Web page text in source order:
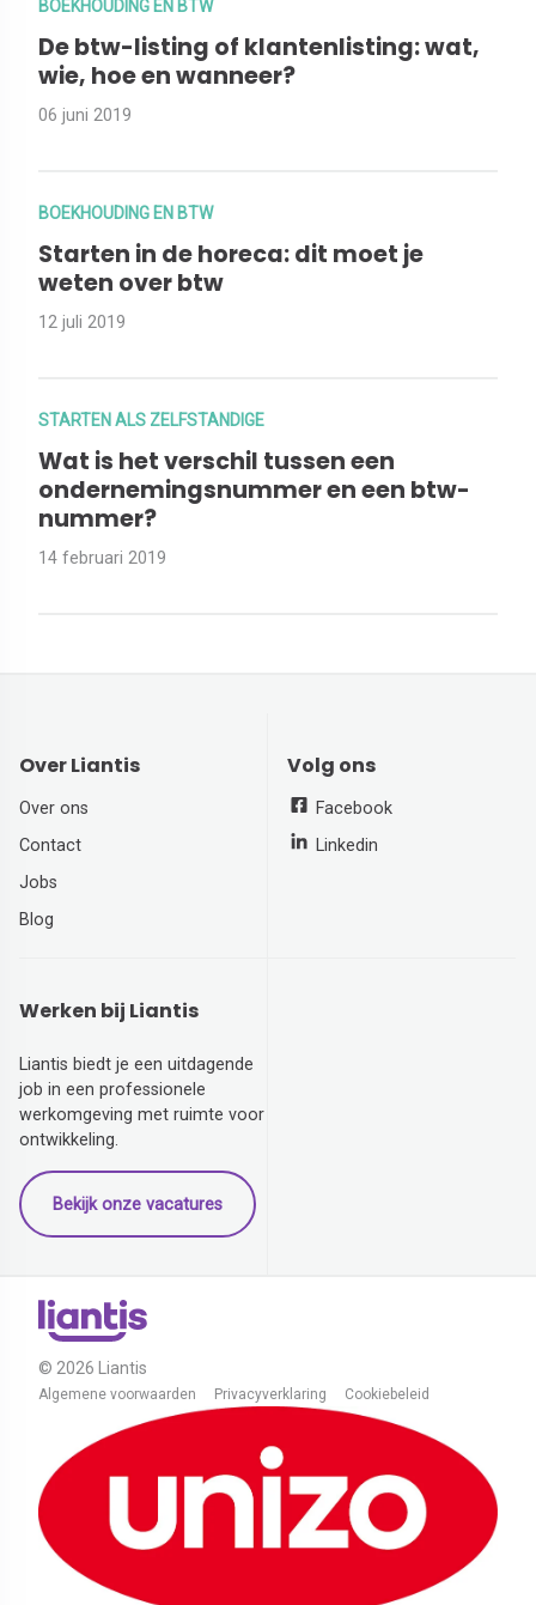
BOEKHOUDING EN BTW
De btw-listing of klantenlisting: wat,
wie, hoe en wanneer?
06 juni 2019
BOEKHOUDING EN BTW
Starten in de horeca: dit moet je
weten over btw
12 juli 2019
STARTEN ALS ZELFSTANDIGE
Wat is het verschil tussen een
ondernemingsnummer en een btw-
nummer?
14 februari 2019
Over Liantis
Over ons
Contact
Jobs
Blog
Volg ons
Facebook
Linkedin
Werken bij Liantis
Liantis biedt je een uitdagende
job in een professionele
werkomgeving met ruimte voor
ontwikkeling.
Bekijk onze vacatures
© 2026 Liantis
Algemene voorwaarden Privacyverklaring Cookiebeleid